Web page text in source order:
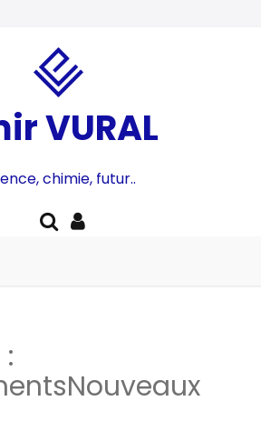
VURAL
chimie, futur..